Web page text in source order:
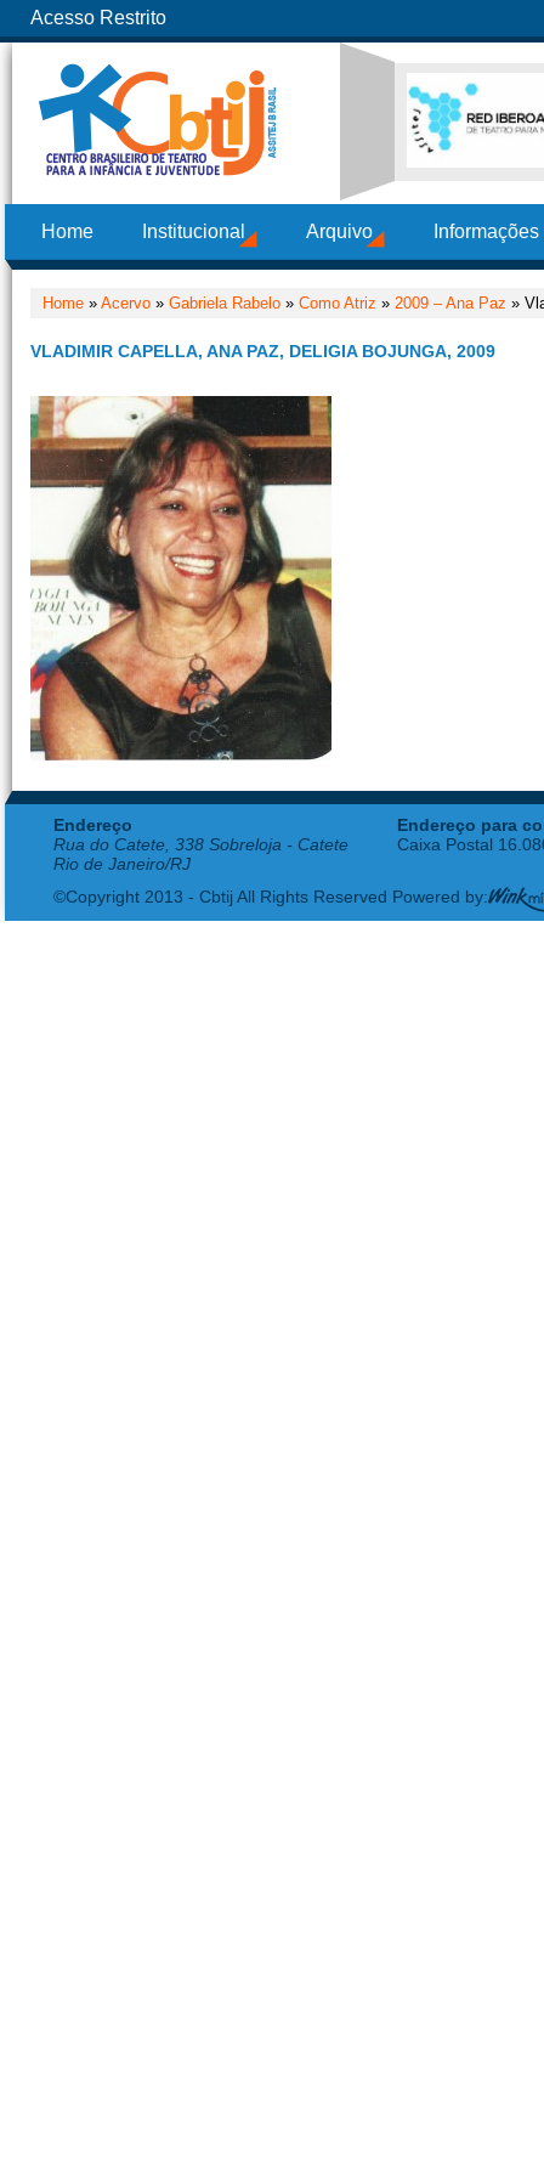
Acesso Restrito
Home Institucional Arquivo
Home » Acervo » Gabriela Rabelo » Como Atriz » 2009 – Ana Paz »
VLADIMIR CAPELLA, ANA PAZ, DELIGIA BOJUNGA, 2009
Endereço
Rua do Catete, 338 Sobreloja - Catete
Rio de Janeiro/RJ
Endereço para
Caixa Postal
©Copyright 2013 - Cbtij All Rights Reserved Powered by: